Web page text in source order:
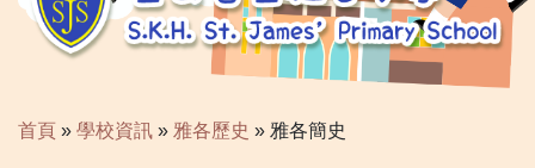
首頁 » 學校資訊 » 雅各歷史 » 雅各簡史